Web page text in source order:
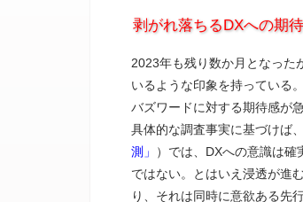
剥がれ落ちるDXへの期
2023年も残り数か月となった
いるような印象を持っている
バズワードに対する期待感が
具体的な調査事実に基づけば
測」
）では、DXへの意識は
ではない。とはいえ浸透が進
り、それは同時に意欲ある先